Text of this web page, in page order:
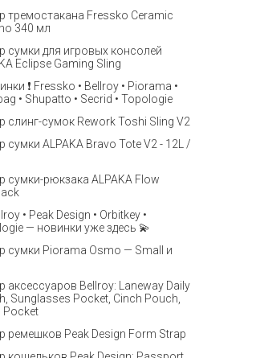
тремостакана Fressko Ceramic
340 мл
сумки для игровых консолей
Eclipse Gaming Sling
❗️ Fressko • Bellroy • Piorama •
• Shupatto • Secrid • Topologie
слинг-сумок Rework Toshi Sling V2
сумки ALPAKA Bravo Tote V2 - 12L /
сумки-рюкзака ALPAKA Flow
• Peak Design • Orbitkey •
— новинки уже здесь 💫
сумки Piorama Osmo — Small и
аксессуаров Bellroy: Laneway Daily
Sunglasses Pocket, Cinch Pouch,
Pocket
ремешков Peak Design Form Strap